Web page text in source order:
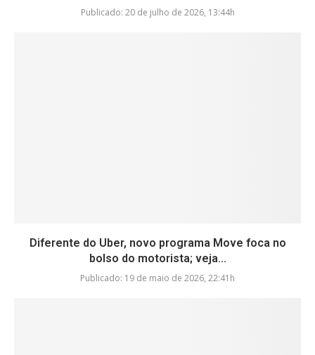
Publicado: 20 de julho de 2026, 13:44h
Diferente do Uber, novo programa Move foca no
bolso do motorista; veja...
Publicado: 19 de maio de 2026, 22:41h